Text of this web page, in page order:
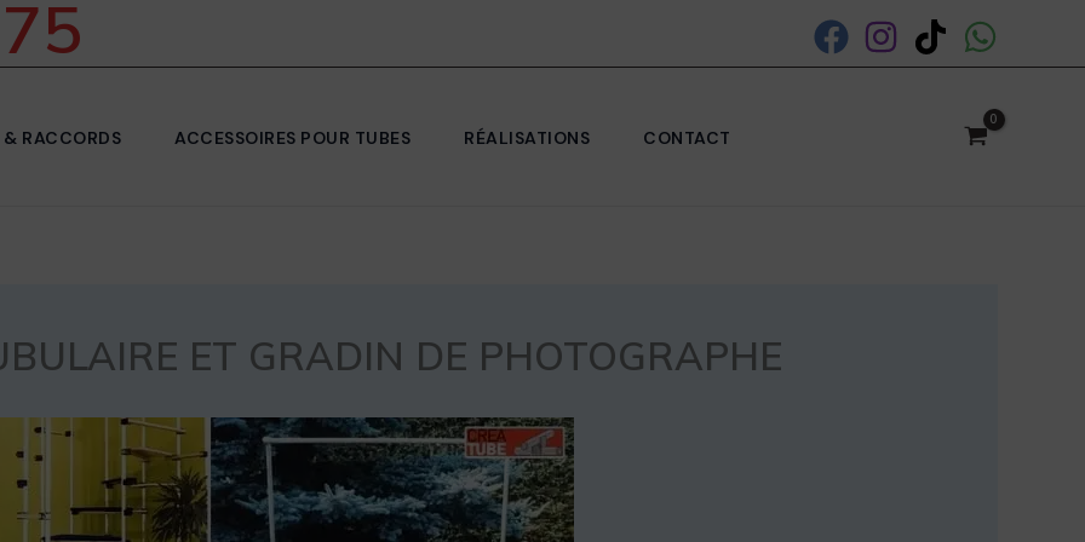
& RACCORDS ACCESSOIRES POUR TUBES RÉALISATIONS CONTACT
ET GRADIN DE PHOTOGRAPHE